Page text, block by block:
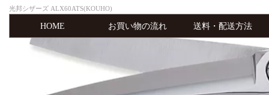
光邦シザーズ ALX60ATS(KOUHO)
HOME お買い物の流れ 送料・配送方法